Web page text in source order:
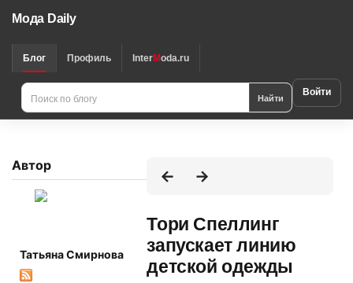
Мода Daily
Блог Профиль InterModa.ru
Найти Войти
Автор
Татьяна Смирнова
Тори Спеллинг
запускает линию
детской одежды